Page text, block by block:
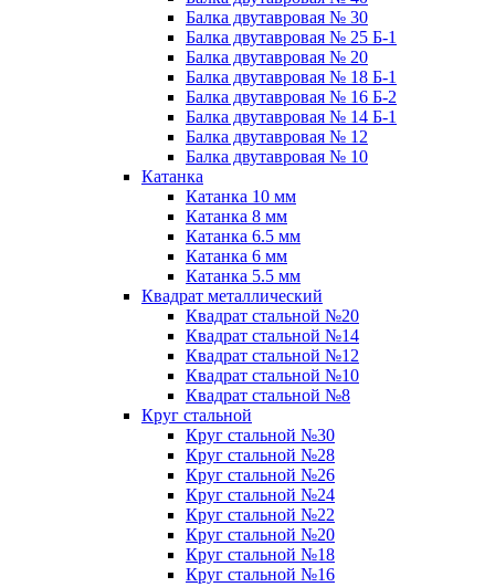
Балка двутавровая № 30
Балка двутавровая № 25 Б-1
Балка двутавровая № 20
Балка двутавровая № 18 Б-1
Балка двутавровая № 16 Б-2
Балка двутавровая № 14 Б-1
Балка двутавровая № 12
Балка двутавровая № 10
Катанка
Катанка 10 мм
Катанка 8 мм
Катанка 6.5 мм
Катанка 6 мм
Катанка 5.5 мм
Квадрат металлический
Квадрат стальной №20
Квадрат стальной №14
Квадрат стальной №12
Квадрат стальной №10
Квадрат стальной №8
Круг стальной
Круг стальной №30
Круг стальной №28
Круг стальной №26
Круг стальной №24
Круг стальной №22
Круг стальной №20
Круг стальной №18
Круг стальной №16